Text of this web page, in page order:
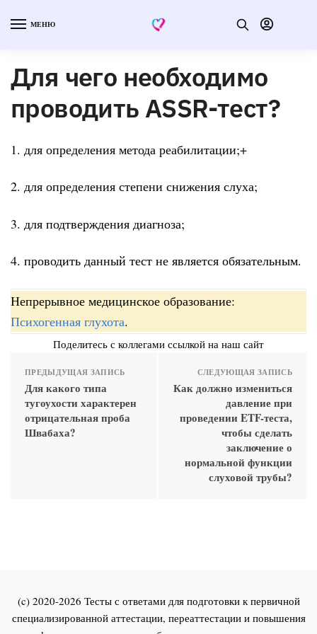
МЕНЮ
Для чего необходимо
проводить ASSR-тест?
1. для определения метода реабилитации;+
2. для определения степени снижения слуха;
3. для подтверждения диагноза;
4. проводить данный тест не является обязательным.
Непрерывное медицинское образование:
Психогенная глухота.
Поделитесь с коллегами ссылкой на наш сайт
ПРЕДЫДУЩАЯ ЗАПИСЬ
Для какого типа
тугоухости характерен
отрицательная проба
Швабаха?
СЛЕДУЮЩАЯ ЗАПИСЬ
Как должно измениться
давление при
проведении ETF-теста,
чтобы сделать
заключение о
нормальной функции
слуховой трубы?
(c) 2020-2026 Тесты с ответами для подготовки к первичной
специализированной аттестации, переаттестации и повышения